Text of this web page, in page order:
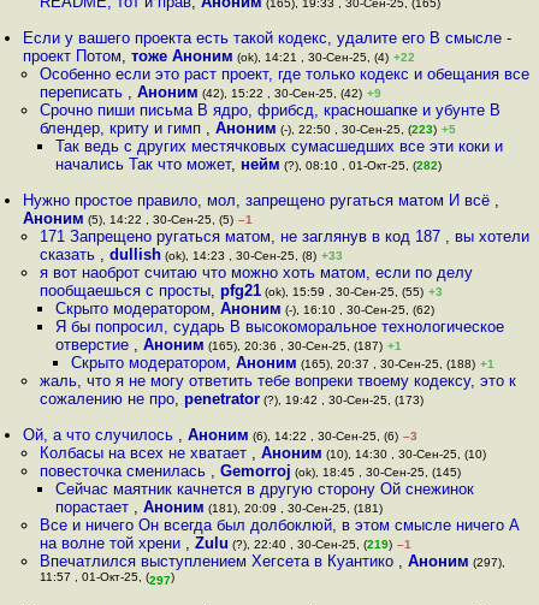
(165), 19:33 , 30-Сен-25, (165)
Если у вашего проекта есть такой кодекс, удалите его В смысле -
проект Потом,тоже Аноним (ok), 14:21 , 30-Сен-25, (4) +22
Особенно если это раст проект, где только кодекс и обещания все
переписать , Аноним (42), 15:22 , 30-Сен-25, (42) +9
Срочно пиши письма В ядро, фрибсд, красношапке и убунте В
блендер, криту и гимп , Аноним (-), 22:50 , 30-Сен-25, (223) +5
Так ведь с других местячковых сумасшедших все эти коки и
начались Так что может, нейм (?), 08:10 , 01-Окт-25, (282)
Нужно простое правило, мол, запрещено ругаться матом И всё ,
Аноним (5), 14:22 , 30-Сен-25, (5) –1
171 Запрещено ругаться матом, не заглянув в код 187 , вы хотели
сказать , dullish(ok), 14:23 , 30-Сен-25, (8) +33
я вот наоброт считаю что можно хоть матом, если по делу
пообщаешься с просты, pfg21(ok), 15:59 , 30-Сен-25, (55) +3
Скрыто модератором, Аноним (-), 16:10 , 30-Сен-25, (62)
Я бы попросил, сударь В высокоморальное технологическое
отверстие , Аноним (165), 20:36 , 30-Сен-25, (187) +1
Скрыто модератором,Аноним (165), 20:37 , 30-Сен-25, (188) +1
жаль, что я не могу ответить тебе вопреки твоему кодексу, это к
сожалению не про, penetrator(?), 19:42 , 30-Сен-25, (173)
Ой, а что случилось ,Аноним (6), 14:22 , 30-Сен-25, (6) –3
Колбасы на всех не хватает , Аноним (10), 14:30 , 30-Сен-25, (10)
повесточка сменилась , Gemorroj (ok), 18:45 , 30-Сен-25, (145)
Сейчас маятник качнется в другую сторону Ой снежинок
порастает , Аноним (181), 20:09 , 30-Сен-25, (181)
Все и ничего Он всегда был долбоклюй, в этом смысле ничего А
на волне той хрени , Zulu (?), 22:40 , 30-Сен-25, (219) –1
Впечатлился выступлением Хегсета в Куантико , Аноним (297),
11:57 , 01-Окт-25, (297)